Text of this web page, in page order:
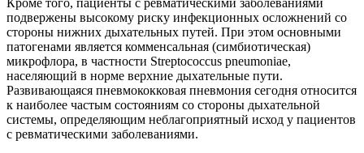
подвержены высокому риску инфекционных осложнений со
стороны нижних дыхательных путей. При этом основными
патогенами является комменсальная (симбиотическая)
микрофлора, в частности Streptococcus pneumoniae,
населяющий в норме верхние дыхательные пути.
Развивающаяся пневмококковая пневмония сегодня относится
к наиболее частым состояниям со стороны дыхательной
системы, определяющим неблагоприятный исход у пациентов
с ревматическими заболеваниями.